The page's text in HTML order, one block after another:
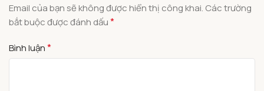
Email của bạn sẽ không được hiển thị công khai. Các trường
bắt buộc được đánh dấu*
Bình luận*